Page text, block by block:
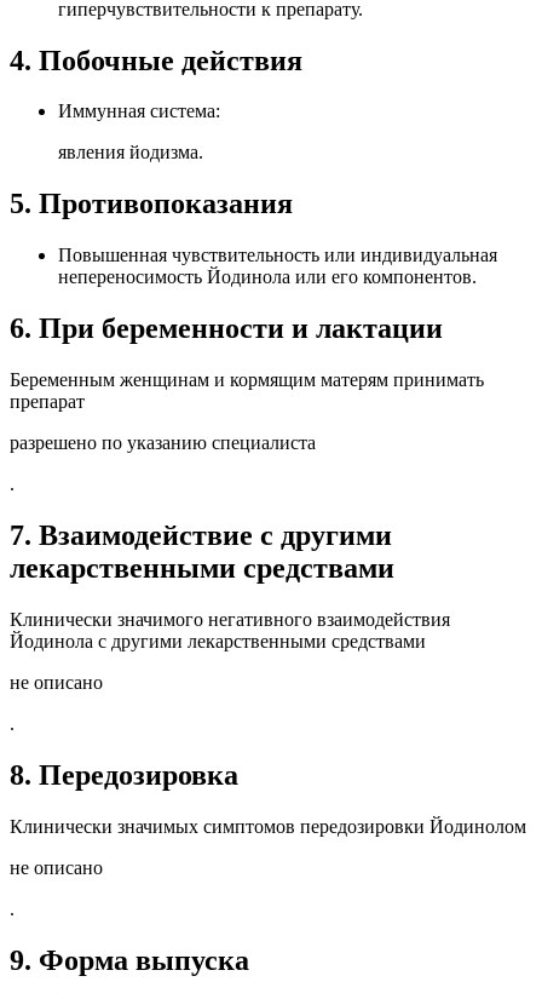
гиперчувствительности к препарату.
4. Побочные действия
Иммунная система:
явления йодизма.
5. Противопоказания
Повышенная чувствительность или индивидуальная
непереносимость Йодинола или его компонентов.
6. При беременности и лактации
Беременным женщинам и кормящим матерям принимать
препарат
разрешено по указанию специалиста
.
7. Взаимодействие с другими
лекарственными средствами
Клинически значимого негативного взаимодействия
Йодинола с другими лекарственными средствами
не описано
.
8. Передозировка
Клинически значимых симптомов передозировки Йодинолом
не описано
.
9. Форма выпуска